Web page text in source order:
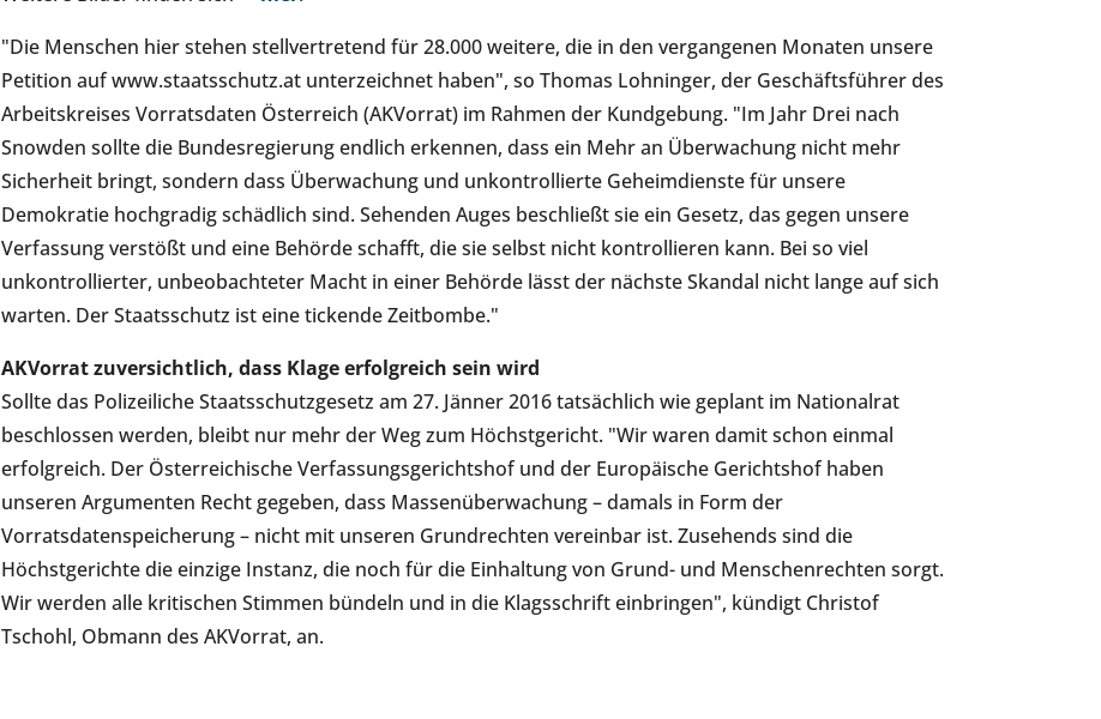
"Die Menschen hier stehen stellvertretend für 28.000 weitere, die in den vergangenen Monaten unsere
Petition auf www.staatsschutz.at unterzeichnet haben", so Thomas Lohninger, der Geschäftsführer des
Arbeitskreises Vorratsdaten Österreich (AKVorrat) im Rahmen der Kundgebung. "Im Jahr Drei nach
Snowden sollte die Bundesregierung endlich erkennen, dass ein Mehr an Überwachung nicht mehr
Sicherheit bringt, sondern dass Überwachung und unkontrollierte Geheimdienste für unsere
Demokratie hochgradig schädlich sind. Sehenden Auges beschließt sie ein Gesetz, das gegen unsere
Verfassung verstößt und eine Behörde schafft, die sie selbst nicht kontrollieren kann. Bei so viel
unkontrollierter, unbeobachteter Macht in einer Behörde lässt der nächste Skandal nicht lange auf sich
warten. Der Staatsschutz ist eine tickende Zeitbombe."
AKVorrat zuversichtlich, dass Klage erfolgreich sein wird
Sollte das Polizeiliche Staatsschutzgesetz am 27. Jänner 2016 tatsächlich wie geplant im Nationalrat
beschlossen werden, bleibt nur mehr der Weg zum Höchstgericht. "Wir waren damit schon einmal
erfolgreich. Der Österreichische Verfassungsgerichtshof und der Europäische Gerichtshof haben
unseren Argumenten Recht gegeben, dass Massenüberwachung – damals in Form der
Vorratsdatenspeicherung – nicht mit unseren Grundrechten vereinbar ist. Zusehends sind die
Höchstgerichte die einzige Instanz, die noch für die Einhaltung von Grund- und Menschenrechten sorgt.
Wir werden alle kritischen Stimmen bündeln und in die Klagsschrift einbringen", kündigt Christof
Tschohl, Obmann des AKVorrat, an.